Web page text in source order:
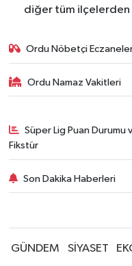
diğer tüm ilçelerden
Ordu Nöbetçi
Ordu Namaz Vakitleri
Süper Lig Puan Durumu
Fikstür
Son Dakika Haberleri
GÜNDEM SİYASET